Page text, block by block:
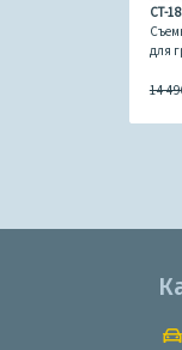
CT-
для
14